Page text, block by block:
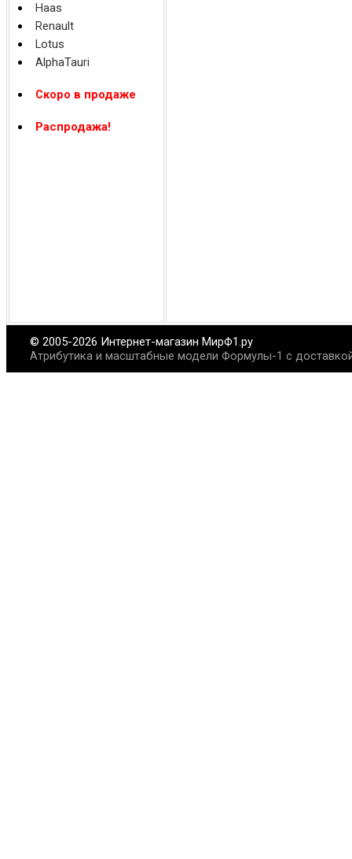
Haas
Renault
Lotus
AlphaTauri
Скоро в продаже
Распродажа!
© 2005-2026 Интернет-магазин МирФ1.ру
Атрибутика и масштабные модели Формулы-1 с